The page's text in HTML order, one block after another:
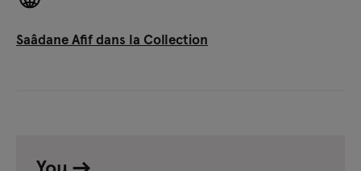
Saâdane Afif dans la Collection